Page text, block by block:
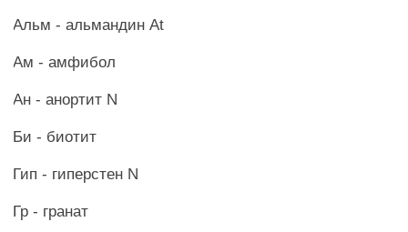
Альм - альмандин At
Ам - амфибол
Ан - анортит N
Би - биотит
Гип - гиперстен N
Гр - гранат